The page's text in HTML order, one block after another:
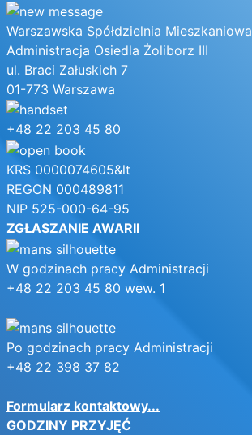
Warszawska Spółdzielnia Mieszkaniowa
Administracja Osiedla Żoliborz III
ul. Braci Załuskich 7
01-773 Warszawa
+48 22 203 45 80
KRS 0000074605&lt
REGON 000489811
NIP 525-000-64-95
ZGŁASZANIE AWARII
W godzinach pracy Administracji
+48 22 203 45 80 wew. 1
Po godzinach pracy Administracji
+48 22 398 37 82
Formularz kontaktowy...
GODZINY PRZYJĘĆ